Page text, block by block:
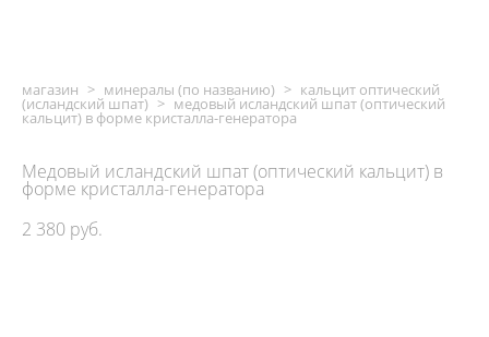
магазин > минералы (по названию) > кальцит оптический
(исландский шпат) > медовый исландский шпат (оптический
кальцит) в форме кристалла-генератора
Медовый исландский шпат (оптический кальцит) в
форме кристалла-генератора
2 380 pуб.